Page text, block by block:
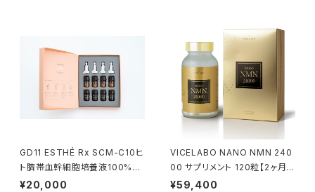
GD11 ESTHÉ Rx SCM-C10ヒ
ト臍帯血幹細胞培養液100%源
液・100,000ppm配合・4本セ
¥20,000
VICELABO NANO NMN 240
00 サプリメント 120粒【2ヶ月
分】日本製NMN純度99.9％24
¥59,400